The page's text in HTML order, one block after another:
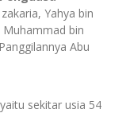
Yahya bin
Muhammad bin
Abu
sekitar usia 54